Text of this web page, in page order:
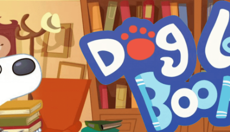
为了方便大家了解，这里做一个播放平台表格：
平台名称 主要地区 观看方式 特点
Netflix 全球多国 订阅点播
YouTube官方频道 全球 免费视频 合
Disney Junior历史 加拿大 电视和App 原
Sprout / Universal Kids 美国 历史播出 儿